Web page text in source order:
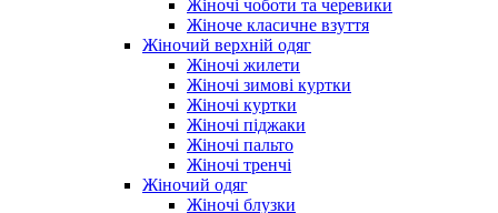
Жіночі чоботи та черевики
Жіноче класичне взуття
Жіночий верхній одяг
Жіночі жилети
Жіночі зимові куртки
Жіночі куртки
Жіночі піджаки
Жіночі пальто
Жіночі тренчі
Жіночий одяг
Жіночі блузки